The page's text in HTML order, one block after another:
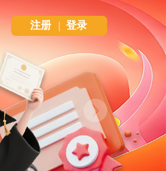
Next
注册 | 登录